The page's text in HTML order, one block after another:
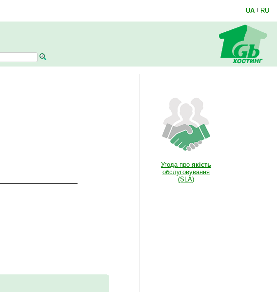
UA | RU
Угода про якість
обслуговування
(SLA)